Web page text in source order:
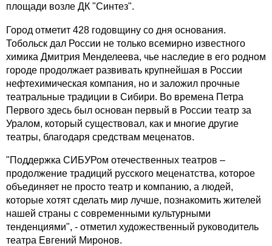
площади возле ДК "Синтез".
Город отметит 428 годовщину со дня основания.
Тобольск дал России не только всемирно известного
химика Дмитрия Менделеева, чье наследие в его родном
городе продолжает развивать крупнейшая в России
нефтехимическая компания, но и заложил прочные
театральные традиции в Сибири. Во времена Петра
Первого здесь был основан первый в России театр за
Уралом, который существовал, как и многие другие
театры, благодаря средствам меценатов.
"Поддержка СИБУРом отечественных театров –
продолжение традиций русского меценатства, которое
объединяет не просто театр и компанию, а людей,
которые хотят сделать мир лучше, познакомить жителей
нашей страны с современными культурными
тенденциями", - отметил художественный руководитель
театра Евгений Миронов.